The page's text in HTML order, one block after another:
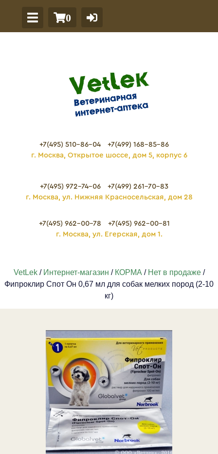
0
+7(495) 510-86-04
+7(499) 168-85-86
г. Москва, Открытое шоссе, дом 5, корпус 6
+7(495) 972-74-06
+7(499) 261-70-83
г. Москва, ул. Нижняя Красносельская, дом 28
+7(495) 962-00-78
+7(495) 962-00-81
г. Москва, ул. Егерская, дом 1.
VetLek/ Интернет-магазин / КОРМА / Нет в продаже/
Фипроклир Спот Он 0,67 мл для собак мелких пород (2-10
кг)